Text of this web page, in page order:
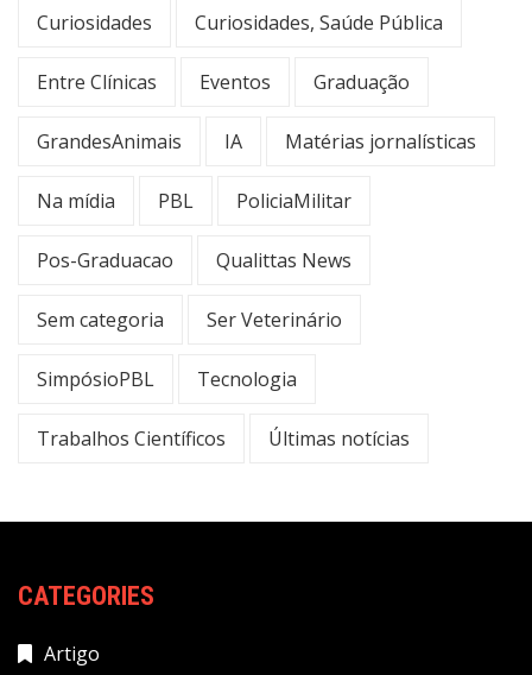
Curiosidades Curiosidades, Saúde Pública
Entre Clínicas Eventos Graduação
GrandesAnimais IA Matérias jornalísticas
Na mídia PBL PoliciaMilitar
Pos-Graduacao Qualittas News
Sem categoria Ser Veterinário
SimpósioPBL Tecnologia
Trabalhos Científicos Últimas notícias
CATEGORIES
Artigo